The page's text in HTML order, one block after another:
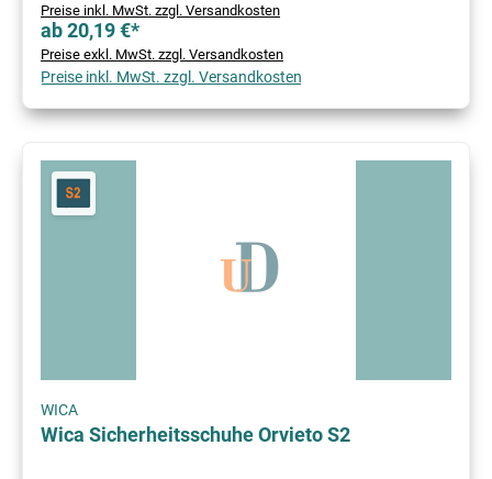
Preise inkl. MwSt. zzgl. Versandkosten
ab 20,19 €*
Preise exkl. MwSt. zzgl. Versandkosten
Preise inkl. MwSt. zzgl. Versandkosten
WICA
Wica Sicherheitsschuhe Orvieto S2